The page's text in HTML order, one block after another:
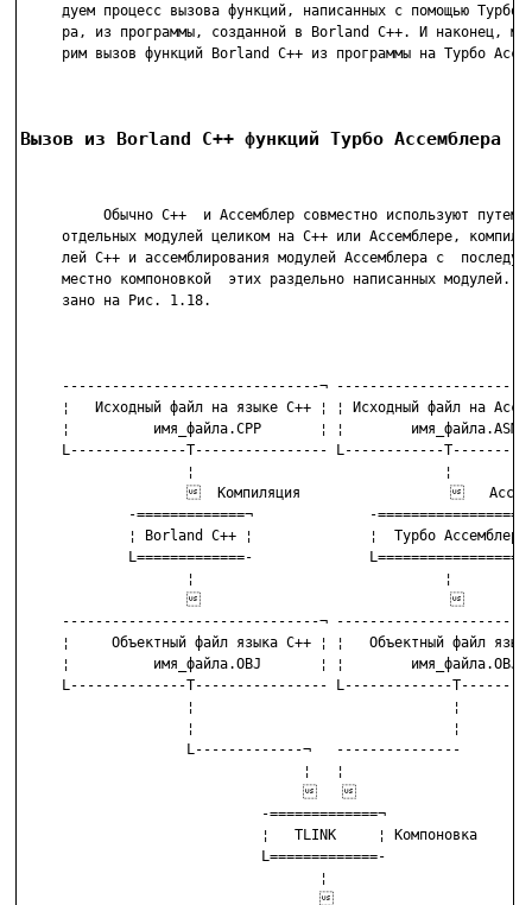
дуем процесс вызова функций, написанных с помощью Турбо
ра, из программы, созданной в Borland C++. И наконец, мы
рим вызов функций Borland C++ из программы на Турбо
Вызов из Borland C++ функций Турбо Ассемблера
Обычно C++  и Ассемблер совместно используют путем
отдельных модулей целиком на C++ или Ассемблере,
лей С++ и ассемблирования модулей Ассемблера с
местно компоновкой  этих раздельно написанных модулей.
     зано на Рис. 1.18.
-------------------------------¬
¦   Исходный файл на языке С++ ¦ ¦ Исходный файл на
¦          имя_файла.СPP       ¦ ¦        имя_файла.ASM
L--------------T---------------- L------------
                    ¦                              ¦
Компиляция
-=============¬              -
¦ Borland C++ ¦              ¦  Турбо Ассемблер
L=============-
                    ¦                              ¦
-------------------------------¬
¦     Объектный файл языка С++ ¦ ¦   Объектный файл
¦          имя_файла.OBJ       ¦ ¦        имя_файла.OBJ
L--------------T---------------- L-------------
                    ¦                               ¦
                    ¦                               ¦
                    L-------------¬   ---------------
                                  ¦   ¦
                             -=============¬
                             ¦   TLINK     ¦ Компоновка
                             L=============-
                                    ¦